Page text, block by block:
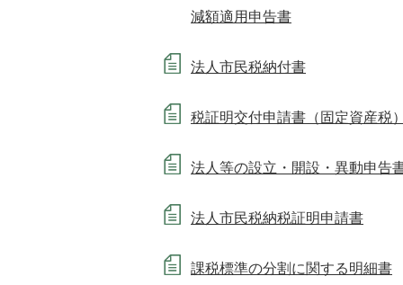
減額適用申告書
法人市民税納付書
税証明交付申請書（固定資産税
法人等の設立・開設・異動申告
法人市民税納税証明申請書
課税標準の分割に関する明細書